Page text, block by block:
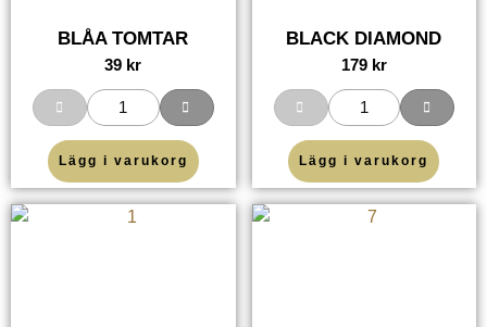
BLÅA TOMTAR
39 kr
Lägg i varukorg
BLACK DIAMOND
179 kr
Lägg i varukorg